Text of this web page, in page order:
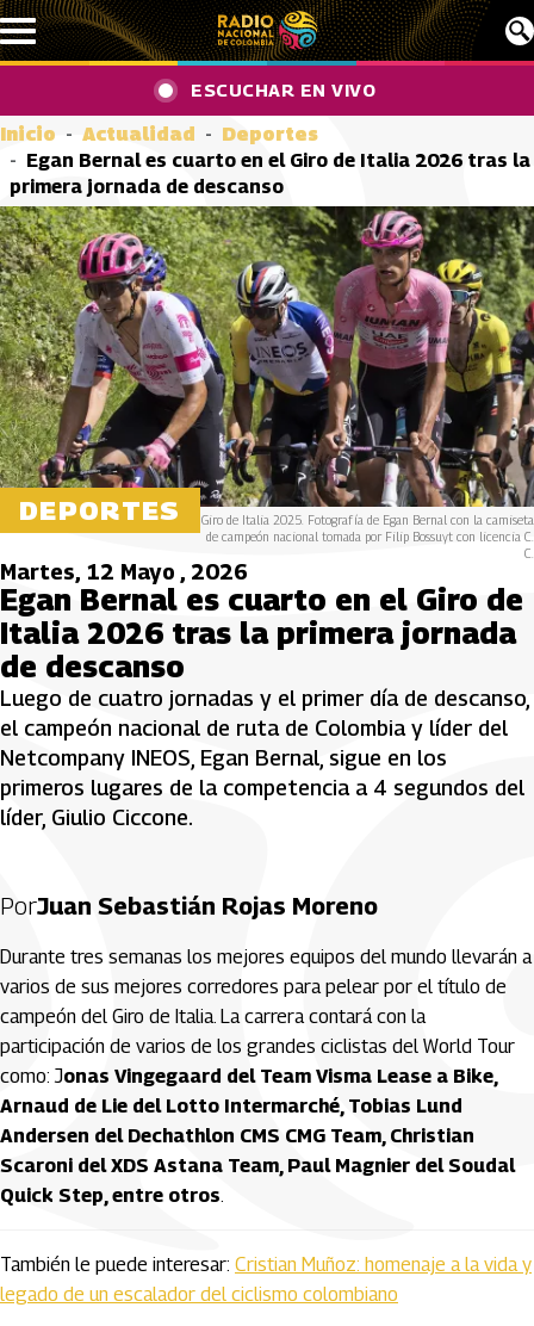
Pasar al contenido principal
ESCUCHAR EN VIVO
Inicio Actualidad
Deportes
Egan Bernal es cuarto en el Giro de Italia 2026 tras la
primera jornada de descanso
DEPORTES
Giro de Italia 2025. Fotografía de Egan Bernal con la camiseta
de campeón nacional tomada por Filip Bossuyt con licencia C.
C.
Martes, 12 Mayo , 2026
Egan Bernal es cuarto en el Giro de
Italia 2026 tras la primera jornada
de descanso
Luego de cuatro jornadas y el primer día de descanso,
el campeón nacional de ruta de Colombia y líder del
Netcompany INEOS, Egan Bernal, sigue en los
primeros lugares de la competencia a 4 segundos del
líder, Giulio Ciccone.
PorJuan Sebastián Rojas Moreno
Durante tres semanas los mejores equipos del mundo llevarán a
varios de sus mejores corredores para pelear por el título de
campeón del Giro de Italia. La carrera contará con la
participación de varios de los grandes ciclistas del World Tour
como: Jonas Vingegaard del Team Visma Lease a Bike,
Arnaud de Lie del Lotto Intermarché, Tobias Lund
Andersen del Dechathlon CMS CMG Team, Christian
Scaroni del XDS Astana Team, Paul Magnier del Soudal
Quick Step, entre otros.
También le puede interesar: Cristian Muñoz: homenaje a la vida y
legado de un escalador del ciclismo colombiano